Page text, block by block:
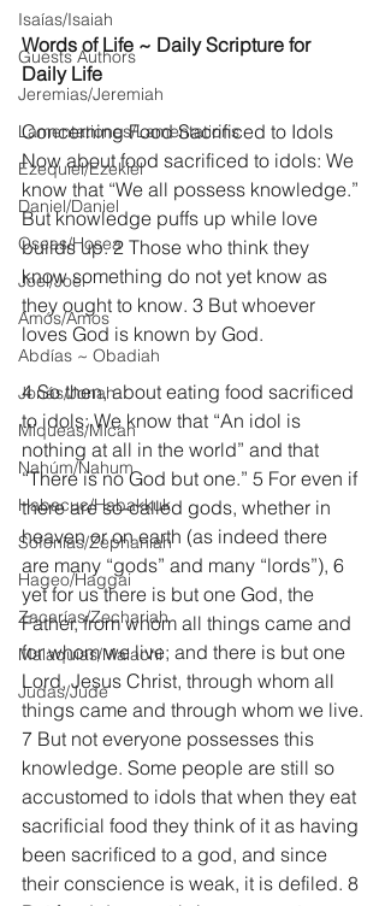
Isaías/Isaiah
Guests Authors
Jeremias/Jeremiah
Lamentationes/Lamentations
Ezequiel/Ezekiel
Daniel/Daniel
Oseas/Hosea
Joel/Joel
Amós/Amos
Abdías ~ Obadiah
Jonás/Jonah
Miqueas/Micah
Nahúm/Nahum
Habacuc/Habakkuk
Sofonías/Zephaniah
Hageo/Haggai
Zacarías/Zechariah
Malaquías/Malachi
Judas/Jude
Words of Life ~ Daily Scripture for
Daily Life
Concerning Food Sacrificed to Idols
Now about food sacrificed to idols: We
know that “We all possess knowledge.”
But knowledge puffs up while love
builds up. 2 Those who think they
know something do not yet know as
they ought to know. 3 But whoever
loves God is known by God.
4 So then, about eating food sacrificed
to idols: We know that “An idol is
nothing at all in the world” and that
“There is no God but one.” 5 For even if
there are so-called gods, whether in
heaven or on earth (as indeed there
are many “gods” and many “lords”), 6
yet for us there is but one God, the
Father, from whom all things came and
for whom we live; and there is but one
Lord, Jesus Christ, through whom all
things came and through whom we live.
7 But not everyone possesses this
knowledge. Some people are still so
accustomed to idols that when they eat
sacrificial food they think of it as having
been sacrificed to a god, and since
their conscience is weak, it is defiled. 8